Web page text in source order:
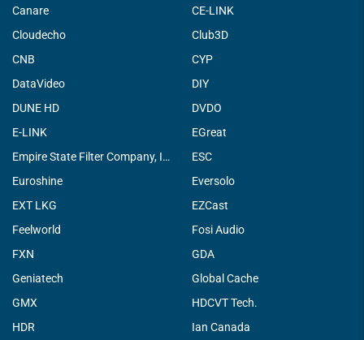
Canare
CE-LINK
Cloudecho
Club3D
CNB
CYP
DataVideo
DIY
DUNE HD
DVDO
E-LINK
EGreat
Empire State Filter Company, INC.
ESC
Euroshine
Eversolo
EXT LKG
EZCast
Feelworld
Fosi Audio
FXN
GDA
Geniatech
Global Cache
GMX
HDCVT Tech.
HDR
Ian Canada